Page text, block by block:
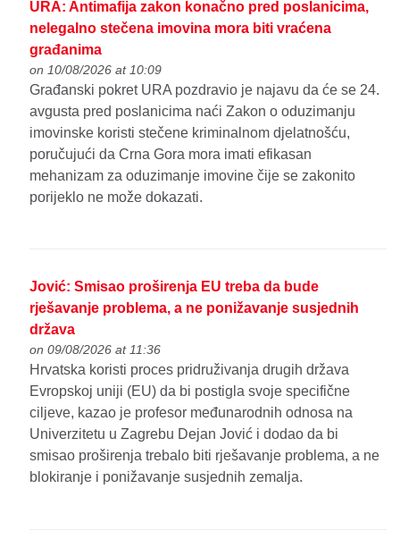
URA: Antimafija zakon konačno pred poslanicima,
nelegalno stečena imovina mora biti vraćena
građanima
on 10/08/2026 at 10:09
Građanski pokret URA pozdravio je najavu da će se 24.
avgusta pred poslanicima naći Zakon o oduzimanju
imovinske koristi stečene kriminalnom djelatnošću,
poručujući da Crna Gora mora imati efikasan
mehanizam za oduzimanje imovine čije se zakonito
porijeklo ne može dokazati.
Jović: Smisao proširenja EU treba da bude
rješavanje problema, a ne ponižavanje susjednih
država
on 09/08/2026 at 11:36
Hrvatska koristi proces pridruživanja drugih država
Evropskoj uniji (EU) da bi postigla svoje specifične
ciljeve, kazao je profesor međunarodnih odnosa na
Univerzitetu u Zagrebu Dejan Jović i dodao da bi
smisao proširenja trebalo biti rješavanje problema, a ne
blokiranje i ponižavanje susjednih zemalja.